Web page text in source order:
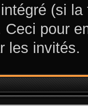
(si
Ceci pour
les invités.